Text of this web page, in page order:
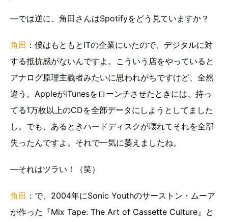
―では逆に、角田さんはSpotifyをどう見ていますか？
角田 ：僕はもともとITの企業にいたので、デジタルに対
する抵抗感がないんですよ。こういう店をやっていると
アナログ原理主義者みたいに思われがちですけど、全然
違う。AppleがiTunesをローンチさせたときには、持っ
てる1万枚以上のCDを全部データにしようとしてました
し。でも、あるときハードディスクが壊れてそれを全部
失ったんですよ。それで一気に萎えましたね。
―それはツラい！（笑）
角田 ：で、2004年にSonic Youthのサーストン・ムーア
が作った『Mix Tape: The Art of Cassette Culture』と